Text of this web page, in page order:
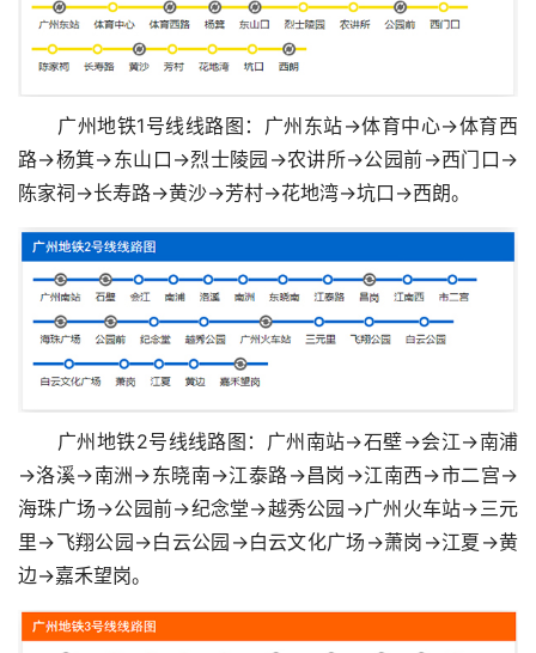
广州地铁1号线线路图：广州东站→体育中心→体育西
路→杨箕→东山口→烈士陵园→农讲所→公园前→西门口→
陈家祠→长寿路→黄沙→芳村→花地湾→坑口→西朗。
广州地铁2号线线路图：广州南站→石壁→会江→南浦
→洛溪→南洲→东晓南→江泰路→昌岗→江南西→市二宫→
海珠广场→公园前→纪念堂→越秀公园→广州火车站→三元
里→飞翔公园→白云公园→白云文化广场→萧岗→江夏→黄
边→嘉禾望岗。